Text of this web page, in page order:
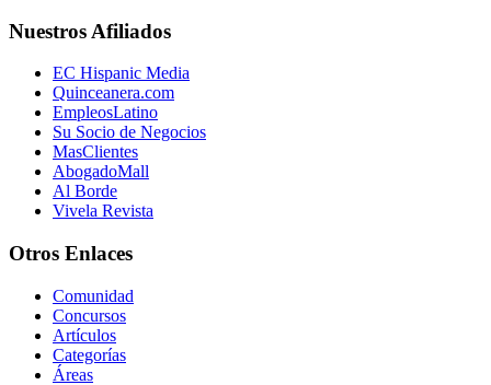
Nuestros Afiliados
EC Hispanic Media
Quinceanera.com
EmpleosLatino
Su Socio de Negocios
MasClientes
AbogadoMall
Al Borde
Vivela Revista
Otros Enlaces
Comunidad
Concursos
Artículos
Categorías
Áreas